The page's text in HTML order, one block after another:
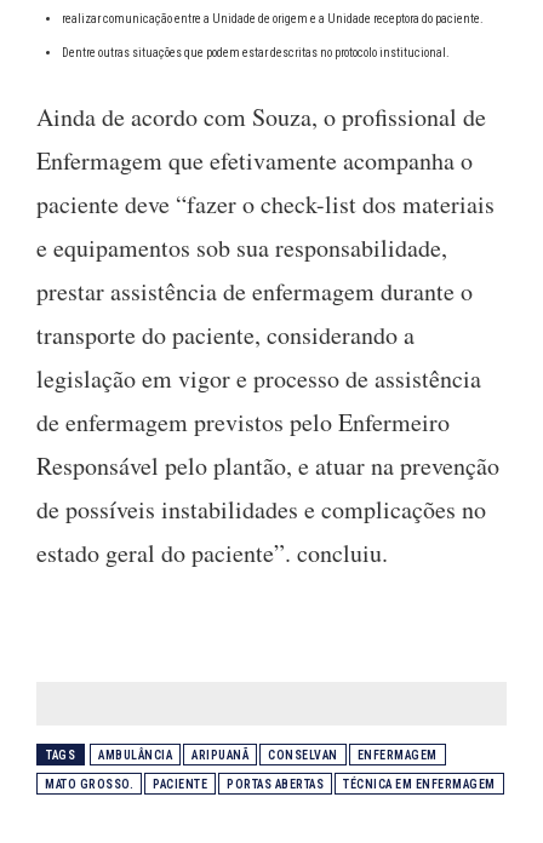
realizar comunicação entre a Unidade de origem e a Unidade receptora do paciente.
Dentre outras situações que podem estar descritas no protocolo institucional.
Ainda de acordo com Souza, o profissional de
Enfermagem que efetivamente acompanha o
paciente deve “fazer o check-list dos materiais
e equipamentos sob sua responsabilidade,
prestar assistência de enfermagem durante o
transporte do paciente, considerando a
legislação em vigor e processo de assistência
de enfermagem previstos pelo Enfermeiro
Responsável pelo plantão, e atuar na prevenção
de possíveis instabilidades e complicações no
estado geral do paciente”. concluiu.
TAGS AMBULÂNCIA ARIPUANÃ CONSELVAN ENFERMAGEM
MATO GROSSO. PACIENTE PORTAS ABERTAS TÉCNICA EM ENFERMAGEM